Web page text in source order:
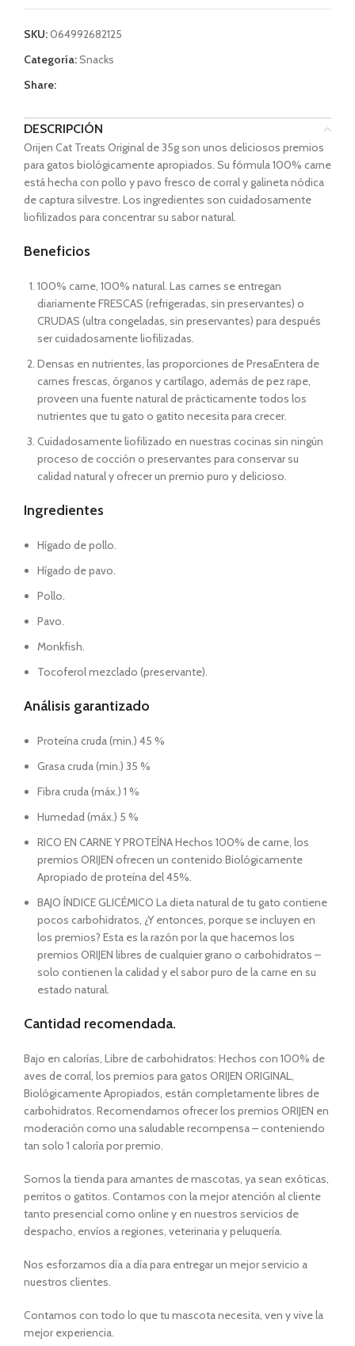
SKU:064992682125
Categoría:Snacks
Share:
DESCRIPCIÓN
Orijen Cat Treats Original de 35g son unos deliciosos premios
para gatos biológicamente apropiados. Su fórmula 100% carne
está hecha con pollo y pavo fresco de corral y galineta nódica
de captura silvestre. Los ingredientes son cuidadosamente
liofilizados para concentrar su sabor natural.
Beneficios
100% carne, 100% natural. Las carnes se entregan
diariamente FRESCAS (refrigeradas, sin preservantes) o
CRUDAS (ultra congeladas, sin preservantes) para después
ser cuidadosamente liofilizadas.
Densas en nutrientes, las proporciones de PresaEntera de
carnes frescas, órganos y cartílago, además de pez rape,
proveen una fuente natural de prácticamente todos los
nutrientes que tu gato o gatito necesita para crecer.
Cuidadosamente liofilizado en nuestras cocinas sin ningún
proceso de cocción o preservantes para conservar su
calidad natural y ofrecer un premio puro y delicioso.
Ingredientes
Hígado de pollo.
Hígado de pavo.
Pollo.
Pavo.
Monkfish.
Tocoferol mezclado (preservante).
Análisis garantizado
Proteína cruda (min.) 45 %
Grasa cruda (min.) 35 %
Fibra cruda (máx.) 1 %
Humedad (máx.) 5 %
RICO EN CARNE Y PROTEÍNA Hechos 100% de carne, los
premios ORIJEN ofrecen un contenido Biológicamente
Apropiado de proteína del 45%.
BAJO ÍNDICE GLICÉMICO La dieta natural de tu gato contiene
pocos carbohidratos, ¿Y entonces, porque se incluyen en
los premios? Esta es la razón por la que hacemos los
premios ORIJEN libres de cualquier grano o carbohidratos –
solo contienen la calidad y el sabor puro de la carne en su
estado natural.
Cantidad recomendada.
Bajo en calorías, Libre de carbohidratos: Hechos con 100% de
aves de corral, los premios para gatos ORIJEN ORIGINAL,
Biológicamente Apropiados, están completamente libres de
carbohidratos. Recomendamos ofrecer los premios ORIJEN en
moderación como una saludable recompensa – conteniendo
tan solo 1 caloría por premio.
Somos la tienda para amantes de mascotas, ya sean exóticas,
perritos o gatitos. Contamos con la mejor atención al cliente
tanto presencial como online y en nuestros servicios de
despacho, envíos a regiones, veterinaria y peluquería.
Nos esforzamos día a día para entregar un mejor servicio a
nuestros clientes.
Contamos con todo lo que tu mascota necesita, ven y vive la
mejor experiencia.